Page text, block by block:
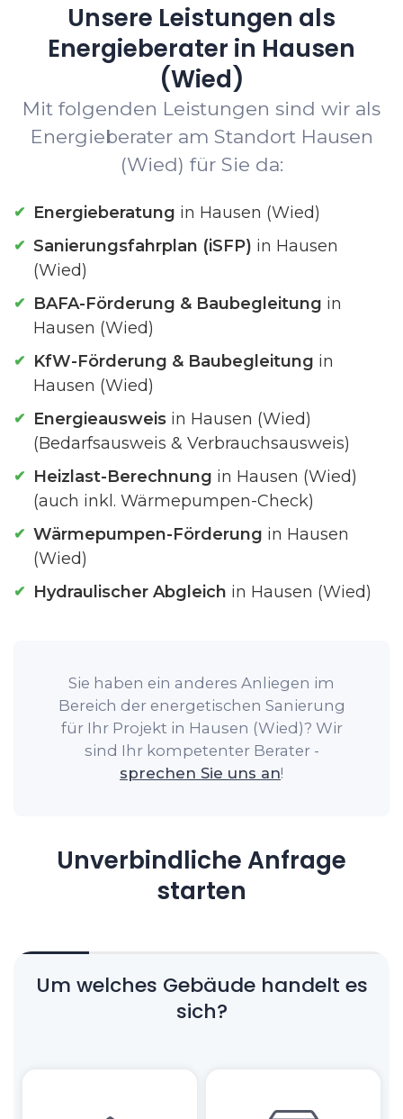
Unsere Leistungen als
Energieberater in Hausen
(Wied)
Mit folgenden Leistungen sind wir als
Energieberater am Standort Hausen
(Wied) für Sie da:
Energieberatung in Hausen (Wied)
Sanierungsfahrplan (iSFP) in Hausen
(Wied)
BAFA-Förderung & Baubegleitung in
Hausen (Wied)
KfW-Förderung & Baubegleitung in
Hausen (Wied)
Energieausweis in Hausen (Wied)
(Bedarfsausweis & Verbrauchsausweis)
Heizlast-Berechnung in Hausen (Wied)
(auch inkl. Wärmepumpen-Check)
Wärmepumpen-Förderung in Hausen
(Wied)
Hydraulischer Abgleich in Hausen (Wied)
Sie haben ein anderes Anliegen im
Bereich der energetischen Sanierung
für Ihr Projekt in Hausen (Wied)? Wir
sind Ihr kompetenter Berater -
sprechen Sie uns an!
Unverbindliche Anfrage
starten